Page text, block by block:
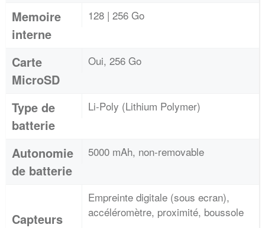
Memoire
interne
128 | 256 Go
Carte
MicroSD
Oui, 256 Go
Type de
batterie
Li-Poly (Lithium Polymer)
Autonomie
de batterie
5000 mAh, non-removable
Capteurs
Empreinte digitale (sous ecran),
accéléromètre, proximité, boussole